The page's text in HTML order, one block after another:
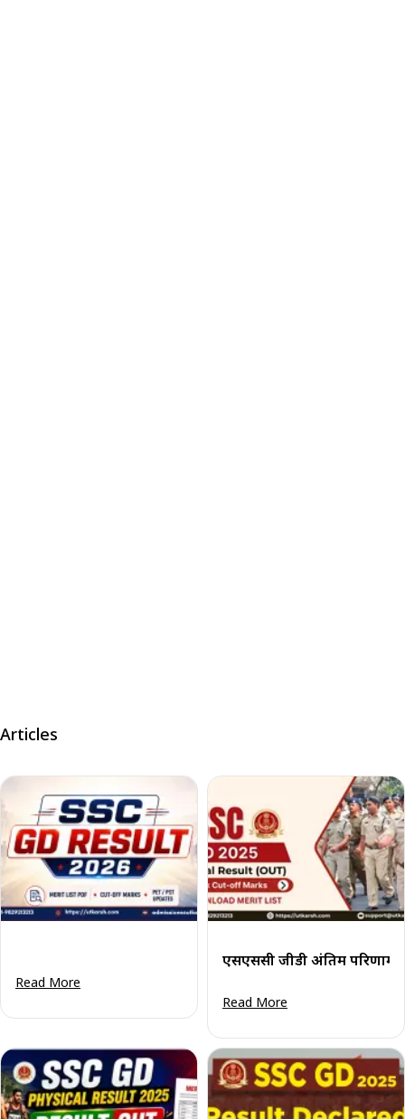
Articles
Read More
एसएससी जीडी अंतिम परिणाम
Read More